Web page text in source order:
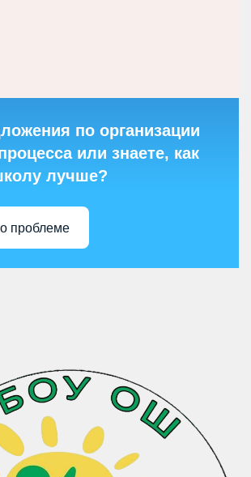
по организации
или знаете, как
лучше?
проблеме